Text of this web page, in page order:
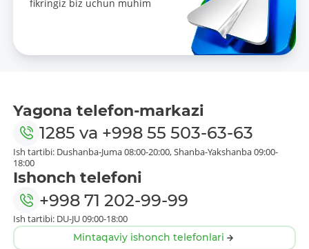
fikringiz biz uchun muhim
Yagona telefon-markazi
1285 va +998 55 503-63-63
Ish tartibi: Dushanba-Juma 08:00-20:00, Shanba-Yakshanba 09:00-
18:00
Ishonch telefoni
+998 71 202-99-99
Ish tartibi: DU-JU 09:00-18:00
Mintaqaviy ishonch telefonlari